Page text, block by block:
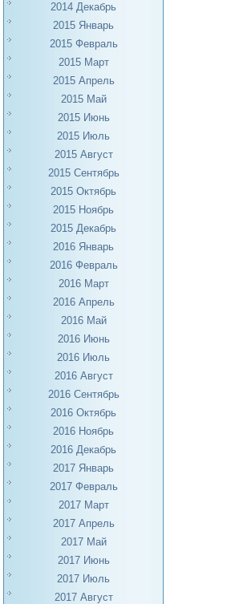
2014 Декабрь
2015 Январь
2015 Февраль
2015 Март
2015 Апрель
2015 Май
2015 Июнь
2015 Июль
2015 Август
2015 Сентябрь
2015 Октябрь
2015 Ноябрь
2015 Декабрь
2016 Январь
2016 Февраль
2016 Март
2016 Апрель
2016 Май
2016 Июнь
2016 Июль
2016 Август
2016 Сентябрь
2016 Октябрь
2016 Ноябрь
2016 Декабрь
2017 Январь
2017 Февраль
2017 Март
2017 Апрель
2017 Май
2017 Июнь
2017 Июль
2017 Август